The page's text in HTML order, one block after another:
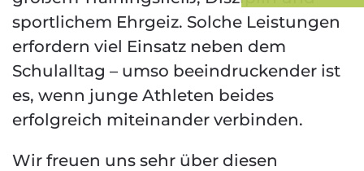
sportlichem Ehrgeiz. Solche Leistungen
erfordern viel Einsatz neben dem
Schulalltag – umso beeindruckender ist
es, wenn junge Athleten beides
erfolgreich miteinander verbinden.
Wir freuen uns sehr über diesen